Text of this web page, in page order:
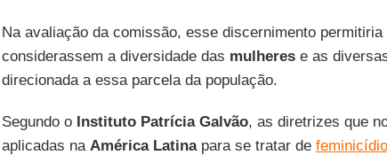
Na avaliação da comissão, esse discernimento permitiria
considerassem a diversidade das mulherese as
direcionada a essa parcela da população.
Segundo o Instituto Patrícia Galvão, as diretrizes que
aplicadas na América Latinapara se tratar de feminicídio